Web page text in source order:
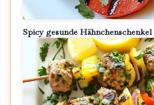
Spicy gesunde